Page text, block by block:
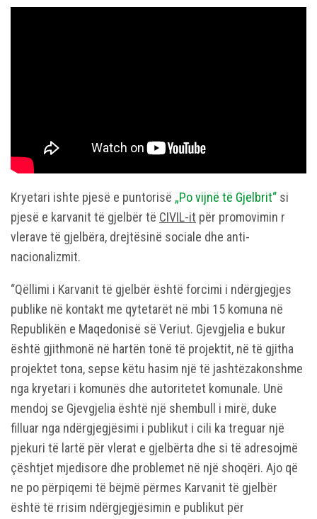
Kryetari ishte pjesë e puntorisë „Po vijnë të Gjelbrit“ si
pjesë e karvanit të gjelbër të CIVIL-it për promovimin r
vlerave të gjelbëra, drejtësinë sociale dhe anti-
nacionalizmit.
“Qëllimi i Karvanit të gjelbër është forcimi i ndërgjegjes
publike në kontakt me qytetarët në mbi 15 komuna në
Republikën e Maqedonisë së Veriut. Gjevgjelia e bukur
është gjithmonë në hartën tonë të projektit, në të gjitha
projektet tona, sepse këtu hasim një të jashtëzakonshme
nga kryetari i komunës dhe autoritetet komunale. Unë
mendoj se Gjevgjelia është një shembull i mirë, duke
filluar nga ndërgjegjësimi i publikut i cili ka treguar një
pjekuri të lartë për vlerat e gjelbërta dhe si të adresojmë
çështjet mjedisore dhe problemet në një shoqëri. Ajo që
ne po përpiqemi të bëjmë përmes Karvanit të gjelbër
është të rrisim ndërgjegjësimin e publikut për